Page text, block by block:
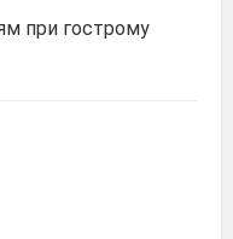
при гострому